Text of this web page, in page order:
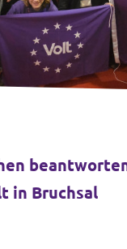
in Bruchsal